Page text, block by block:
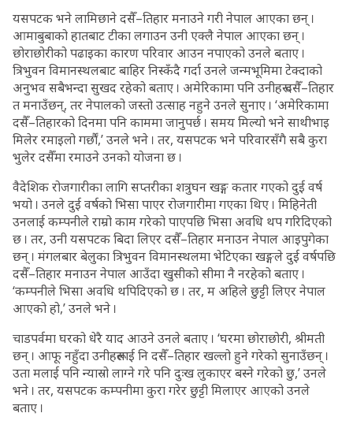
यसपटक भने लामिछाने दसैँ–तिहार मनाउने गरी नेपाल आएका छन् ।
आमाबुबाको हातबाट टीका लगाउन उनी एक्लै नेपाल आएका छन् ।
छोराछोरीको पढाइका कारण परिवार आउन नपाएको उनले बताए ।
त्रिभुवन विमानस्थलबाट बाहिर निस्कँदै गर्दा उनले जन्मभूमिमा टेक्दाको
अनुभव सबैभन्दा सुखद रहेको बताए । अमेरिकामा पनि उनीहरू दसैँ–तिहार
त मनाउँछन्, तर नेपालको जस्तो उत्साह नहुने उनले सुनाए । ‘अमेरिकामा
दसैँ–तिहारको दिनमा पनि काममा जानुपर्छ । समय मिल्यो भने साथीभाइ
मिलेर रमाइलो गर्छौं,’ उनले भने । तर, यसपटक भने परिवारसँगै सबै कुरा
भुलेर दसैँमा रमाउने उनको योजना छ ।
वैदेशिक रोजगारीका लागि सप्तरीका शत्रुघन खङ्ग कतार गएको दुई वर्ष
भयो । उनले दुई वर्षको भिसा पाएर रोजगारीमा गएका थिए । मिहिनेती
उनलाई कम्पनीले राम्रो काम गरेको पाएपछि भिसा अवधि थप गरिदिएको
छ । तर, उनी यसपटक बिदा लिएर दसैँ–तिहार मनाउन नेपाल आइपुगेका
छन् । मंगलबार बेलुका त्रिभुवन विमानस्थलमा भेटिएका खङ्गले दुई वर्षपछि
दसैँ–तिहार मनाउन नेपाल आउँदा खुसीको सीमा नै नरहेको बताए ।
‘कम्पनीले भिसा अवधि थपिदिएको छ । तर, म अहिले छुट्टी लिएर नेपाल
आएको हो,’ उनले भने ।
चाडपर्वमा घरको धेरै याद आउने उनले बताए । ‘घरमा छोराछोरी, श्रीमती
छन् । आफू नहुँदा उनीहरूलाई नि दसैँ–तिहार खल्लो हुने गरेको सुनाउँछन् ।
उता मलाई पनि न्यास्रो लाग्ने गरे पनि दुःख लुकाएर बस्ने गरेको छु,’ उनले
भने । तर, यसपटक कम्पनीमा कुरा गरेर छुट्टी मिलाएर आएको उनले
बताए ।